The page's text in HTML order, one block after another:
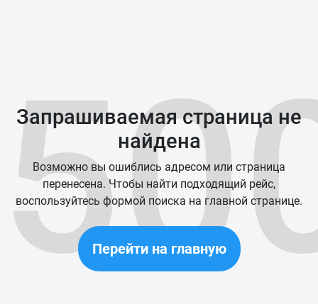
Запрашиваемая страница не
найдена
Возможно вы ошиблись адресом или страница
перенесена. Чтобы найти подходящий рейс,
воспользуйтесь формой поиска на главной странице.
Перейти на главную